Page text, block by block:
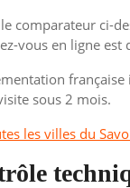
comparateur ci-
vous en ligne
sous 2 mois.
les villes du